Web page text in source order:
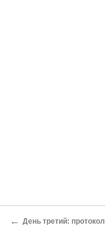
← День третий: протокол